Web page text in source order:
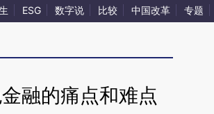
ESG 数字说 比较 中国改革 专题
融的痛点和难点